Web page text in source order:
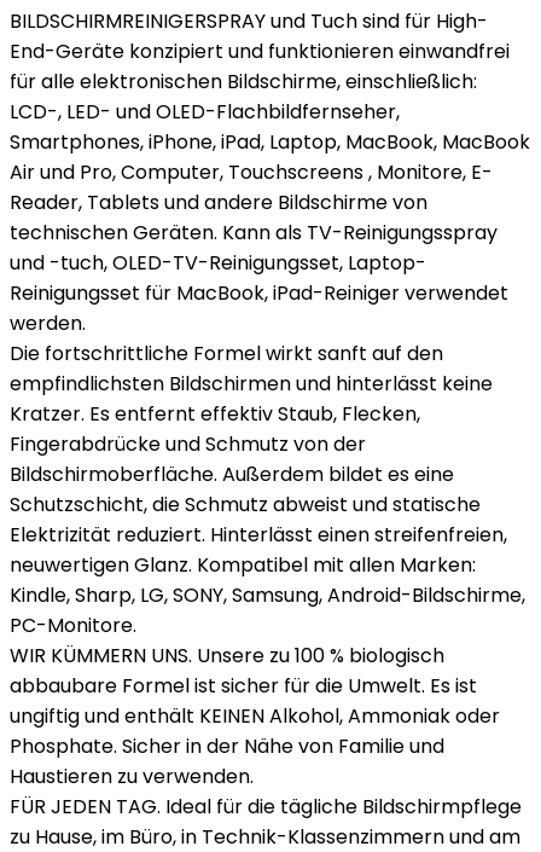
BILDSCHIRMREINIGERSPRAY und Tuch sind für High-
End-Geräte konzipiert und funktionieren einwandfrei
für alle elektronischen Bildschirme, einschließlich:
LCD-, LED- und OLED-Flachbildfernseher,
Smartphones, iPhone, iPad, Laptop, MacBook, MacBook
Air und Pro, Computer, Touchscreens , Monitore, E-
Reader, Tablets und andere Bildschirme von
technischen Geräten. Kann als TV-Reinigungsspray
und -tuch, OLED-TV-Reinigungsset, Laptop-
Reinigungsset für MacBook, iPad-Reiniger verwendet
werden.
Die fortschrittliche Formel wirkt sanft auf den
empfindlichsten Bildschirmen und hinterlässt keine
Kratzer. Es entfernt effektiv Staub, Flecken,
Fingerabdrücke und Schmutz von der
Bildschirmoberfläche. Außerdem bildet es eine
Schutzschicht, die Schmutz abweist und statische
Elektrizität reduziert. Hinterlässt einen streifenfreien,
neuwertigen Glanz. Kompatibel mit allen Marken:
Kindle, Sharp, LG, SONY, Samsung, Android-Bildschirme,
PC-Monitore.
WIR KÜMMERN UNS. Unsere zu 100 % biologisch
abbaubare Formel ist sicher für die Umwelt. Es ist
ungiftig und enthält KEINEN Alkohol, Ammoniak oder
Phosphate. Sicher in der Nähe von Familie und
Haustieren zu verwenden.
FÜR JEDEN TAG. Ideal für die tägliche Bildschirmpflege
zu Hause, im Büro, in Technik-Klassenzimmern und am